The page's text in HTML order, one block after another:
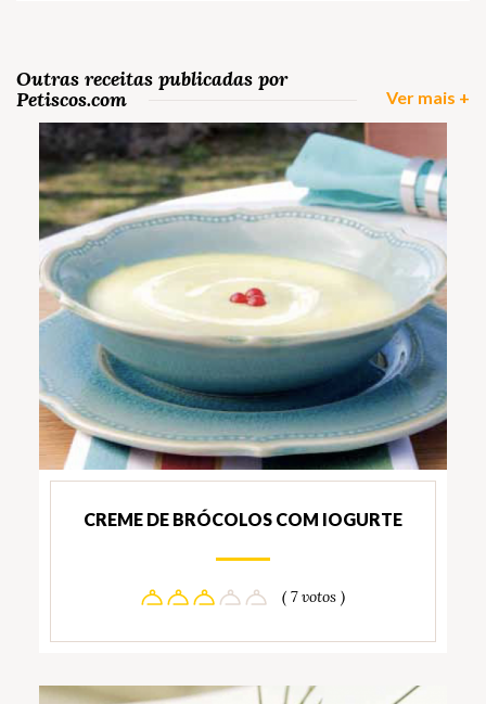
Outras receitas publicadas por
Petiscos.com
Ver mais +
CREME DE BRÓCOLOS COM IOGURTE
( 7 votos )